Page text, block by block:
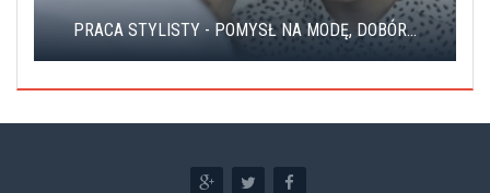
PRACA STYLISTY - POMYSŁ NA MODĘ, DOBÓR...